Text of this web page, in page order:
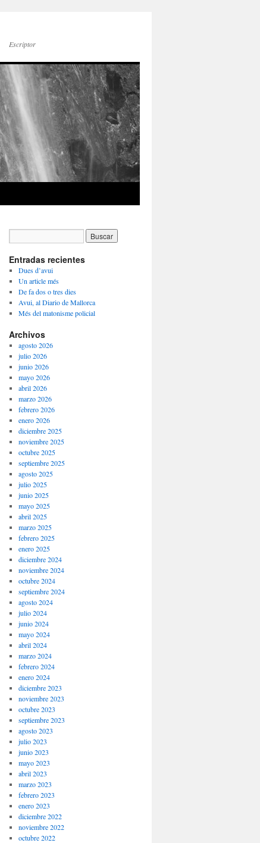
Escriptor
Entradas recientes
Dues d’avui
Un article més
De fa dos o tres dies
Avui, al Diario de Mallorca
Més del matonisme policial
Archivos
agosto 2026
julio 2026
junio 2026
mayo 2026
abril 2026
marzo 2026
febrero 2026
enero 2026
diciembre 2025
noviembre 2025
octubre 2025
septiembre 2025
agosto 2025
julio 2025
junio 2025
mayo 2025
abril 2025
marzo 2025
febrero 2025
enero 2025
diciembre 2024
noviembre 2024
octubre 2024
septiembre 2024
agosto 2024
julio 2024
junio 2024
mayo 2024
abril 2024
marzo 2024
febrero 2024
enero 2024
diciembre 2023
noviembre 2023
octubre 2023
septiembre 2023
agosto 2023
julio 2023
junio 2023
mayo 2023
abril 2023
marzo 2023
febrero 2023
enero 2023
diciembre 2022
noviembre 2022
octubre 2022